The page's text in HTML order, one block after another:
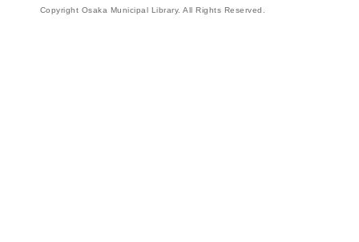
Copyright Osaka Municipal Library. All Rights Reserved.